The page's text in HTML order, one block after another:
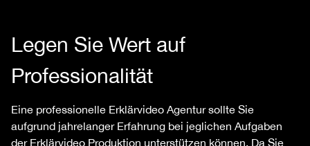
Legen Sie Wert auf
Professionalität
Eine professionelle Erklärvideo Agentur sollte Sie
aufgrund jahrelanger Erfahrung bei jeglichen Aufgaben
der Erklärvideo Produktion unterstützen können. Da Sie